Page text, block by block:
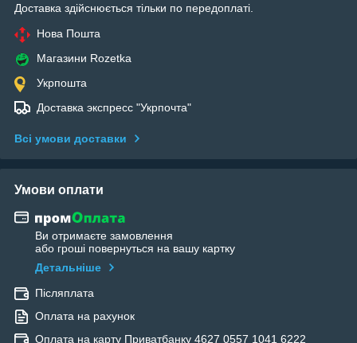
Доставка здійснюється тільки по передоплаті.
Нова Пошта
Магазини Rozetka
Укрпошта
Доставка экспресс "Укрпочта"
Всі умови доставки
Умови оплати
Ви отримаєте замовлення
або гроші повернуться на вашу картку
Детальніше
Післяплата
Оплата на рахунок
Оплата на карту Приватбанку 4627 0557 1041 6222